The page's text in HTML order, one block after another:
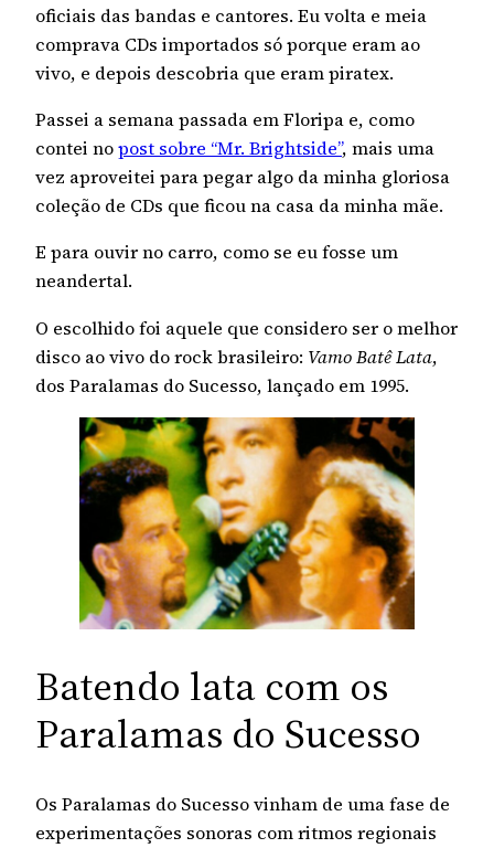
oficiais das bandas e cantores. Eu volta e meia
comprava CDs importados só porque eram ao
vivo, e depois descobria que eram piratex.
Passei a semana passada em Floripa e, como
contei nopost sobre “Mr. Brightside”, mais uma
vez aproveitei para pegar algo da minha gloriosa
coleção de CDs que ficou na casa da minha mãe.
E para ouvir no carro, como se eu fosse um
neandertal.
O escolhido foi aquele que considero ser o melhor
disco ao vivo do rock brasileiro: Vamo Batê Lata,
dos Paralamas do Sucesso, lançado em 1995.
Batendo lata com os
Paralamas do Sucesso
Os Paralamas do Sucesso vinham de uma fase de
experimentações sonoras com ritmos regionais